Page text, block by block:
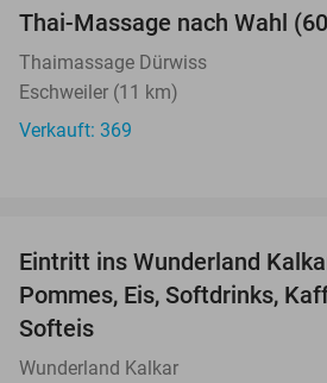
Thai-Massage nach Wahl
Thaimassage Dürwiss
Eschweiler (11 km)
Verkauft: 369
Eintritt ins Wunderland
Pommes, Eis, Softdrinks,
Softeis
Wunderland Kalkar